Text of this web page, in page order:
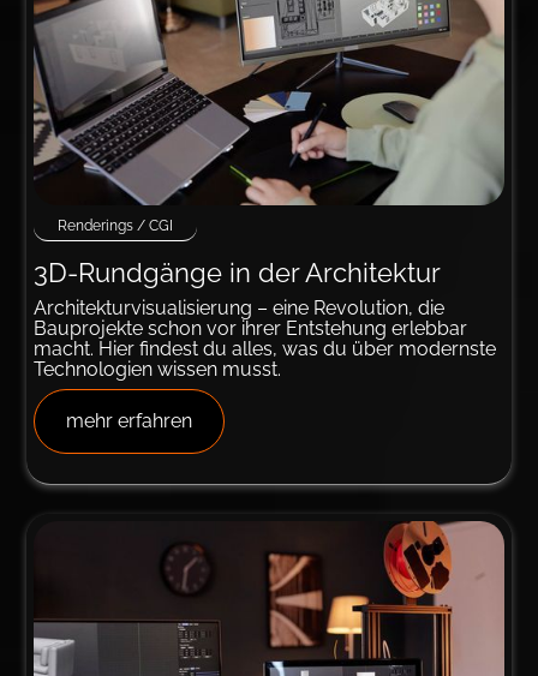
Renderings / CGI
3D-Rundgänge in der Architektur
Architekturvisualisierung – eine Revolution, die
Bauprojekte schon vor ihrer Entstehung erlebbar
macht. Hier findest du alles, was du über modernste
Technologien wissen musst.
mehr erfahren